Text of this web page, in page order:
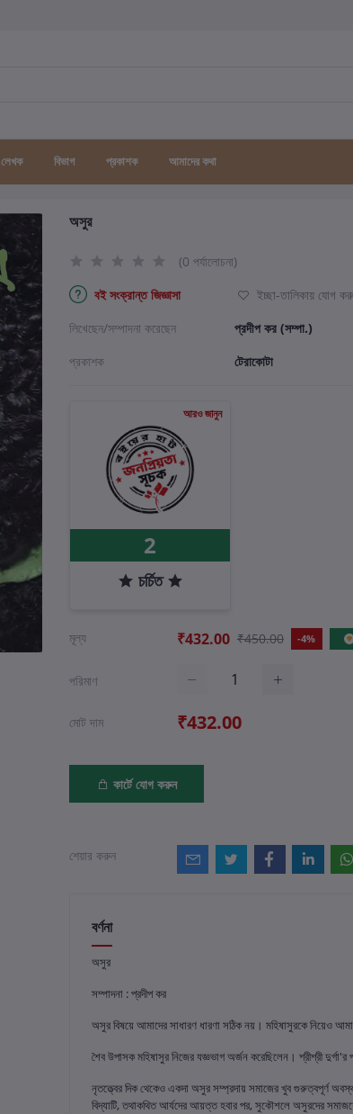
লেখক বিভাগ প্রকাশক আমাদের কথা
অসুর
(0 পর্যালোচনা)
বই সংক্রান্ত জিজ্ঞাসা
ইচ্ছা-তালিকায় যোগ
লিখেছেন/সম্পাদনা করেছেন
প্রদীপ কর (সম্পা.)
প্রকাশক
টেরাকোটা
আরও জানুন
2
চর্চিত
মূল্য ₹432.00 ₹450.00 -4%
পরিমাণ
মোট দাম ₹432.00
কার্টে যোগ করুন
শেয়ার করুন
বর্ণনা
অসুর
সম্পাদনা : প্রদীপ কর
অসুর বিষয়ে আমাদের সাধারণ ধারণা সঠিক নয়। মহিষাসুরকে নিয়েও
শৈব উপাসক মহিষাসুর নিজের যজ্ঞভাগ অর্জন করেছিলেন। শ্রীশ্রী
নৃতত্ত্বের দিক থেকেও একদা অসুর সম্প্রদায় সমাজের খুব গুরুত্বপূর্ণ
বিদ্যাটি, তথাকথিত আর্যদের আয়ত্ত হবার পর, সুকৌশলে অসুরদের